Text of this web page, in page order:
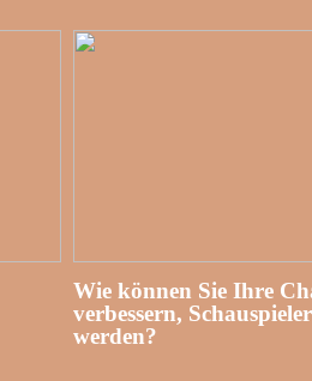
Wie können Sie Ihre
verbessern,
werden?